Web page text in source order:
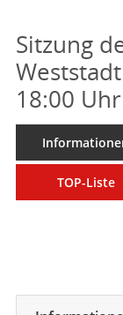
Sitzung
18:00 Uhr
TOP-Liste